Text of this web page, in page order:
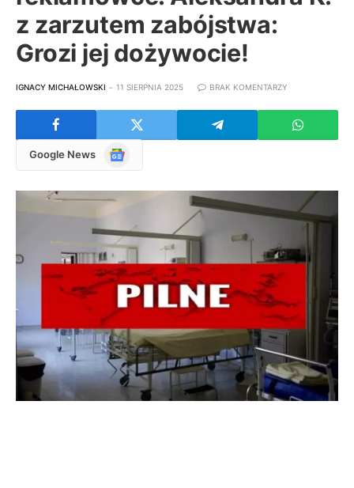
z zarzutem zabójstwa:
Grozi jej dożywocie!
IGNACY MICHAŁOWSKI 11 SIERPNIA 2025 BRAK KOMENTARZY
Google News
Google